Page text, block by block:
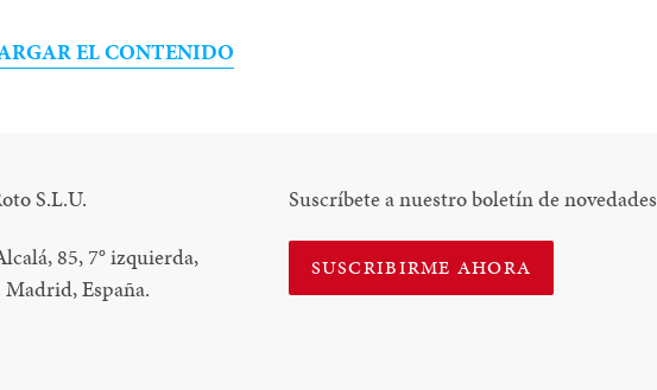
EL CONTENIDO
S.L.U.
85, 7°izquierda,
Madrid, España.
Suscríbete a nuestro boletín de novedades
SUSCRIBIRME AHORA